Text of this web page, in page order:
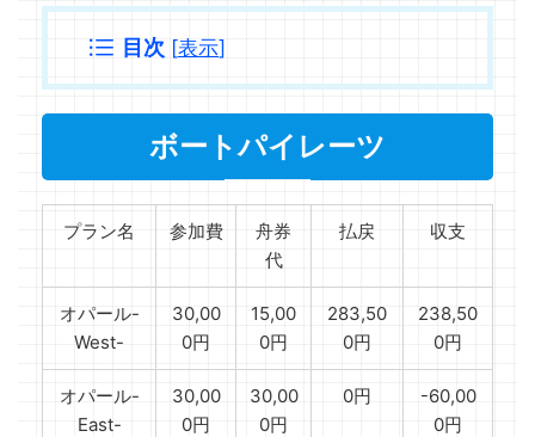
目次 [表示]
ボートパイレーツ
プラン名 参加費
舟券
代
払戻 収支
オパール-
West-
30,00
0円
15,00
0円
283,50
0円
238,50
0円
オパール-
East-
30,00
0円
30,00
0円
0円
-60,00
0円